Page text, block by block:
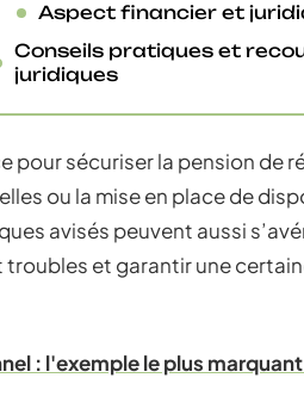
Aspect financier et
Conseils pratiques et
juridiques
pour sécuriser la pension de
ou la mise en place de
avisés peuvent aussi
troubles et garantir une
: l'exemple le plus